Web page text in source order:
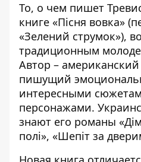
То, о чем пишет
книге «Пісня вовка»
«Зелений струмок»),
традиционным
Автор – американский
пишущий
интересными
персонажами.
знают его романы
полі», «Шепіт за